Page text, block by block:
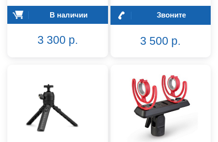
В наличии
3 300 р.
Звоните
3 500 р.